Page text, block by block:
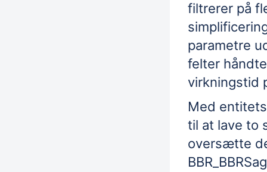
filtrerer på
parametre
felter
virkningstid
Med
til at lave to
oversætte